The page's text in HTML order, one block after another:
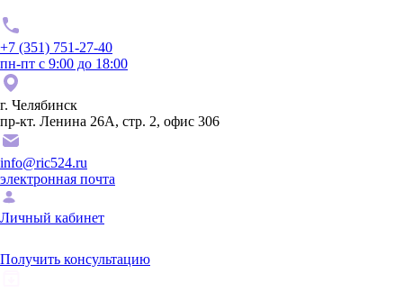
+7 (351) 751-27-40
пн-пт с 9:00 до 18:00
г. Челябинск
пр-кт. Ленина 26А, стр. 2, офис 306
info@ric524.ru
электронная почта
Личный кабинет
Получить консультацию